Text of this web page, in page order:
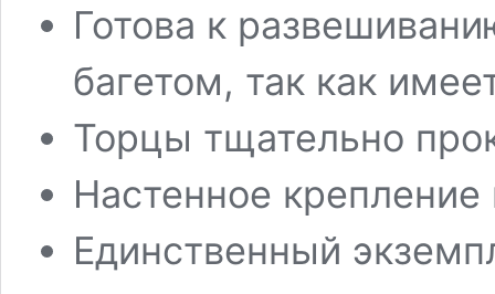
Готова к
багетом, так как
Торцы тщательно
Настенное крепление
Единственный